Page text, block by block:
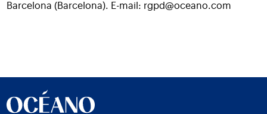
Barcelona (Barcelona). E-mail: rgpd@oceano.com